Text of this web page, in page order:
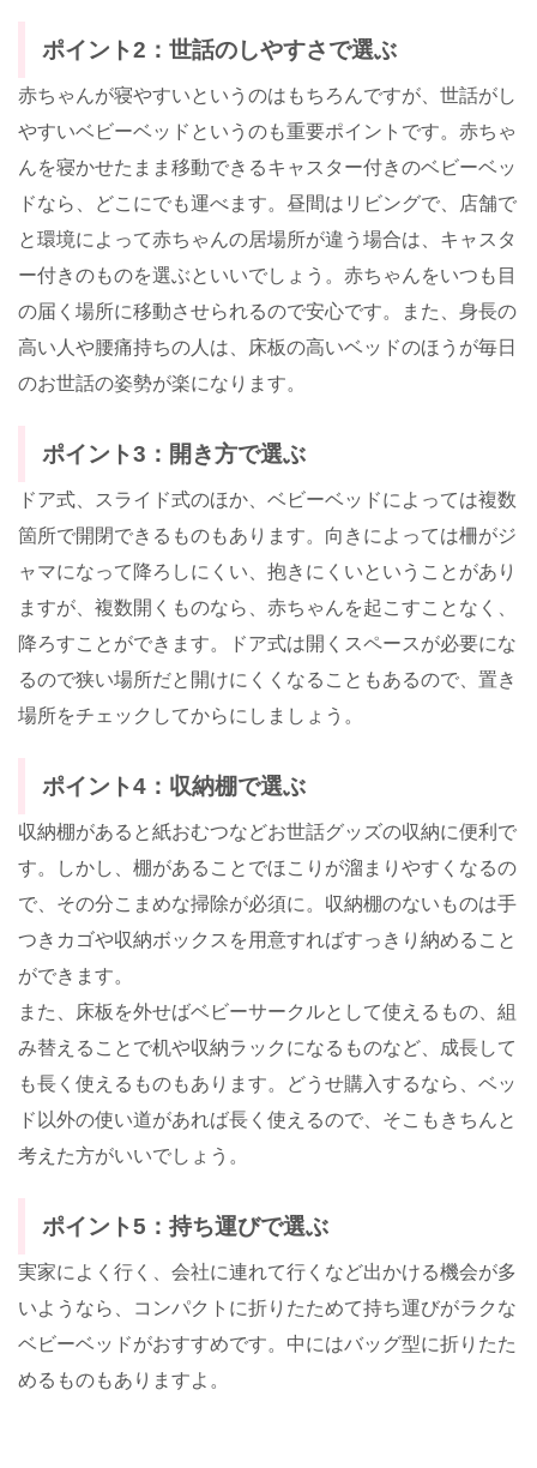
ポイント2：世話のしやすさで選ぶ
赤ちゃんが寝やすいというのはもちろんですが、世話がし
やすいベビーベッドというのも重要ポイントです。赤ちゃ
んを寝かせたまま移動できるキャスター付きのベビーベッ
ドなら、どこにでも運べます。昼間はリビングで、店舗で
と環境によって赤ちゃんの居場所が違う場合は、キャスタ
ー付きのものを選ぶといいでしょう。赤ちゃんをいつも目
の届く場所に移動させられるので安心です。また、身長の
高い人や腰痛持ちの人は、床板の高いベッドのほうが毎日
のお世話の姿勢が楽になります。
ポイント3：開き方で選ぶ
ドア式、スライド式のほか、ベビーベッドによっては複数
箇所で開閉できるものもあります。向きによっては柵がジ
ャマになって降ろしにくい、抱きにくいということがあり
ますが、複数開くものなら、赤ちゃんを起こすことなく、
降ろすことができます。ドア式は開くスペースが必要にな
るので狭い場所だと開けにくくなることもあるので、置き
場所をチェックしてからにしましょう。
ポイント4：収納棚で選ぶ
収納棚があると紙おむつなどお世話グッズの収納に便利で
す。しかし、棚があることでほこりが溜まりやすくなるの
で、その分こまめな掃除が必須に。収納棚のないものは手
つきカゴや収納ボックスを用意すればすっきり納めること
ができます。
また、床板を外せばベビーサークルとして使えるもの、組
み替えることで机や収納ラックになるものなど、成長して
も長く使えるものもあります。どうせ購入するなら、ベッ
ド以外の使い道があれば長く使えるので、そこもきちんと
考えた方がいいでしょう。
ポイント5：持ち運びで選ぶ
実家によく行く、会社に連れて行くなど出かける機会が多
いようなら、コンパクトに折りたためて持ち運びがラクな
ベビーベッドがおすすめです。中にはバッグ型に折りたた
めるものもありますよ。